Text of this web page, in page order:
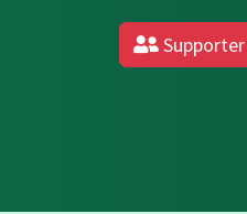
Supporter